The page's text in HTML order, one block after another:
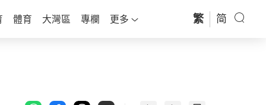
體育 大灣區 專欄 更多 繁 简